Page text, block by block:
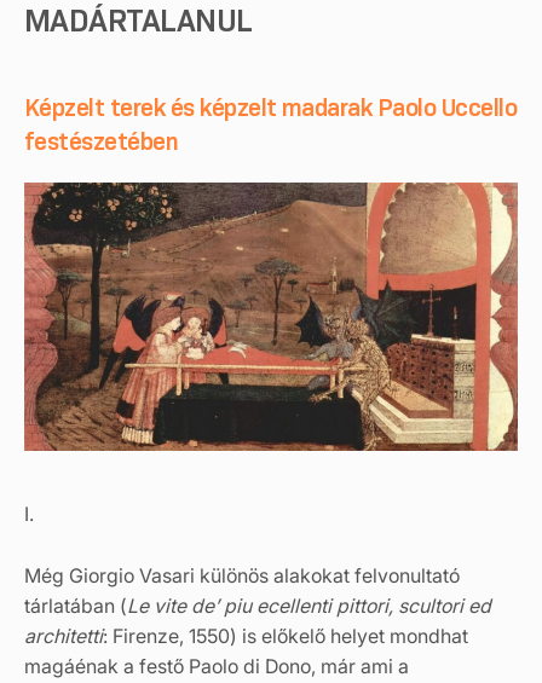
MADÁRTALANUL
Képzelt terek és képzelt madarak Paolo Uccello
festészetében
I.
Még Giorgio Vasari különös alakokat felvonultató
tárlatában (Le vite de’ piu ecellenti pittori, scultori ed
architetti: Firenze, 1550) is előkelő helyet mondhat
magáénak a festő Paolo di Dono, már ami a